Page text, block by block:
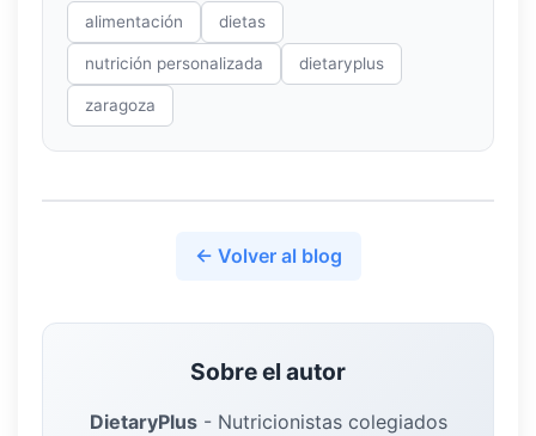
alimentación dietas
nutrición personalizada dietaryplus
zaragoza
← Volver al blog
Sobre el autor
DietaryPlus- Nutricionistas colegiados